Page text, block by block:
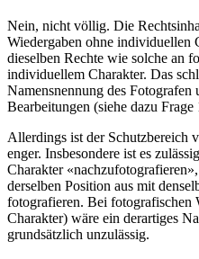
Nein, nicht völlig. Die
Wiedergaben ohne individuellen
dieselben Rechte wie solche an
individuellem Charakter. Das
Namensnennung des Fotografen
Bearbeitungen (siehe dazu Frage
Allerdings ist der Schutzbereich
enger. Insbesondere ist es
Charakter
derselben Position aus mit
fotografieren. Bei fotografischen
Charakter) wäre ein derartiges
grundsätzlich unzulässig.